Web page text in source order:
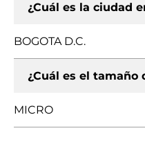
¿Cuál es la ciudad
BOGOTA D.C.
¿Cuál es el tamaño
MICRO